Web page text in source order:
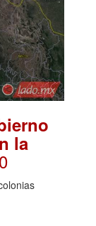
la